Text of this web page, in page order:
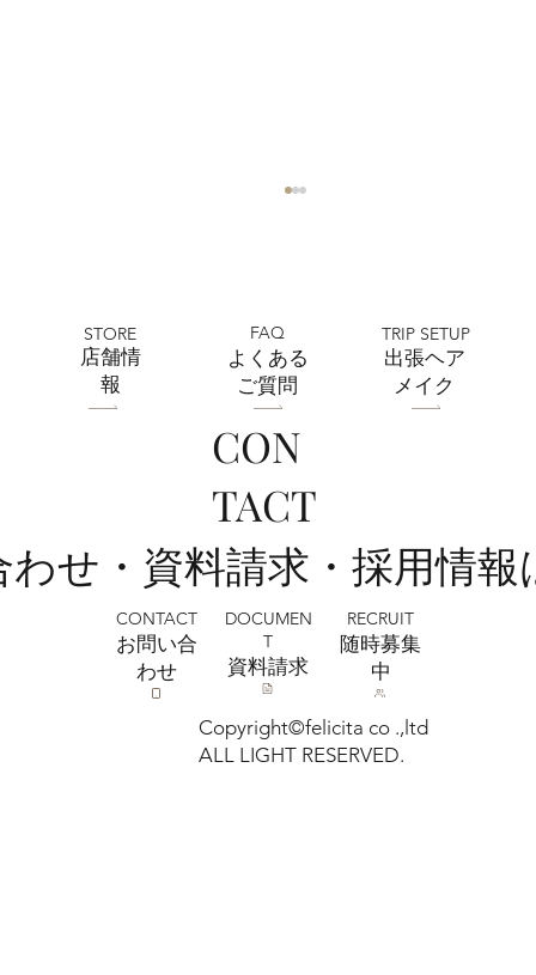
全店舗 ★ゴールデンウィークの営業に
Copyright©felicita co .,ltd
ALL LIGHT RESERVED.
CON
TACT
せ・資料請求・採用情
CONTACT
お問い合
わせ
DOCUMEN
T
​資料請求
RECRUIT
​随時募集
中
STORE
​店舗情
報
FAQ
よくある
ご質問
TRIP SETUP
出張ヘア
メイク